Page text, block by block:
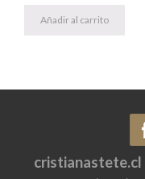
Añadir al carrito
cristianastete.cl